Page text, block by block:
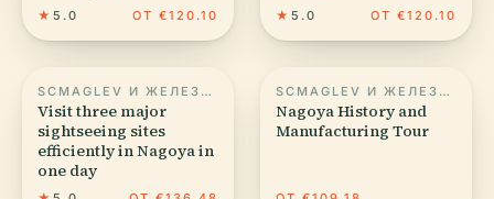
★ 5.0 ОТ €120.10 ★ 5.0 ОТ €120.10
SCMAGLEV И ЖЕЛЕЗНОДОРОЖНЫЙ ПАРК
Visit three major
sightseeing sites
efficiently in Nagoya in
one day
SCMAGLEV И ЖЕЛЕЗНОДОРОЖНЫЙ ПАРК
Nagoya History and
Manufacturing Tour